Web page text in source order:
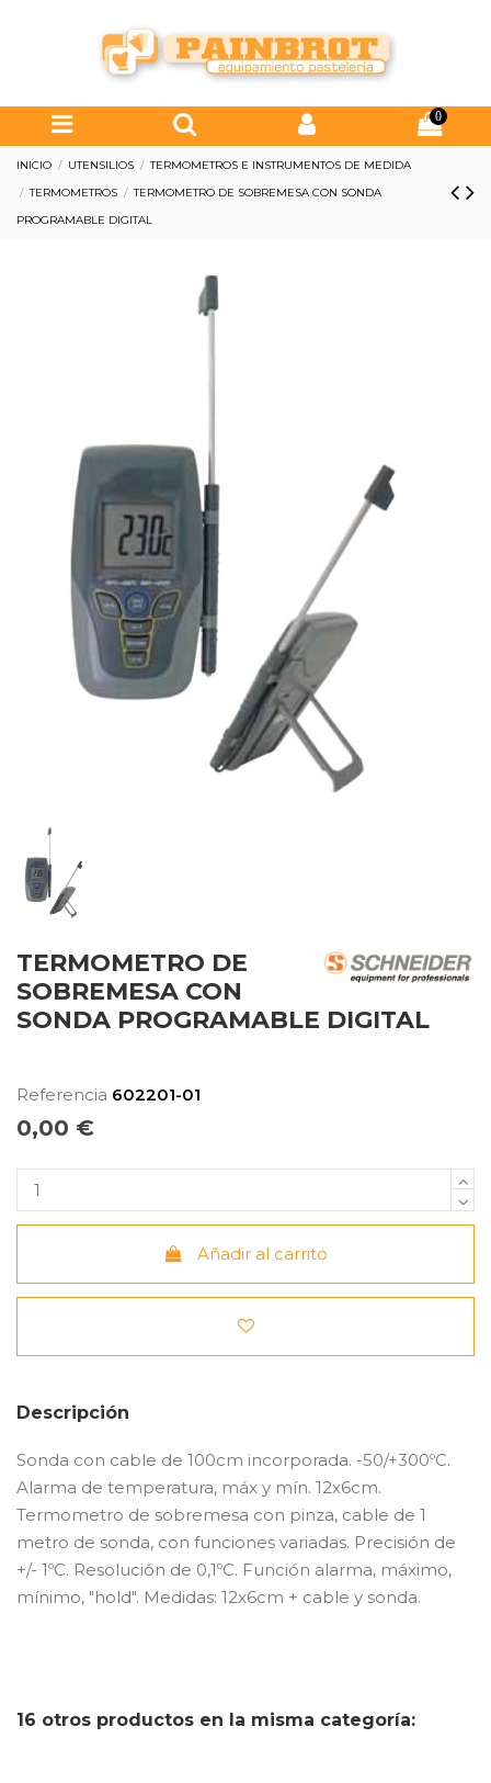
0
INICIO UTENSILIOS
TERMOMETROS E INSTRUMENTOS DE MEDIDA
TERMOMETROS
TERMOMETRO DE SOBREMESA CON SONDA
PROGRAMABLE DIGITAL
TERMOMETRO DE
SOBREMESA CON
SONDA PROGRAMABLE DIGITAL
Referencia 602201-01
0,00 €
Añadir al carrito
Descripción
Sonda con cable de 100cm incorporada. -50/+300ºC.
Alarma de temperatura, máx y mín. 12x6cm.
Termometro de sobremesa con pinza, cable de 1
metro de sonda, con funciones variadas. Precisión de
+/- 1ºC. Resolución de 0,1ºC. Función alarma, máximo,
mínimo, "hold". Medidas: 12x6cm + cable y sonda.
16 otros productos en la misma categoría: